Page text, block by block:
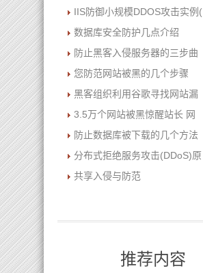
IIS防御小规模DDOS攻击实例(
数据库安全防护几点介绍
防止黑客入侵服务器的三步曲
您防范网站被黑的几个步骤
黑客组织利用谷歌寻找网站漏
3.5万个网站被黑惊醒站长 网
防止数据库被下载的几个方法
分布式拒绝服务攻击(DDoS)原
共享入侵与防范
推荐内容